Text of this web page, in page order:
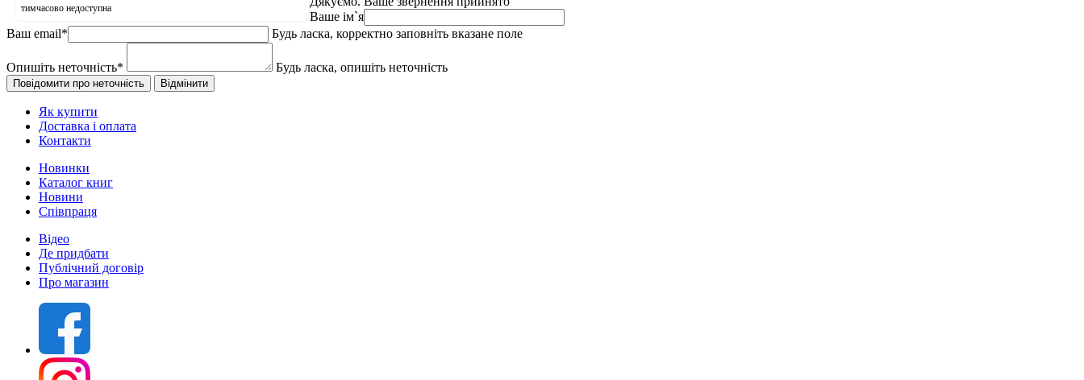
тимчасово недоступна
Ваше ім`я
Ваш email* Будь ласка, корректно заповніть вказане поле
Опишіть неточність* Будь ласка, опишіть неточність
Як купити
Доставка і оплата
Контакти
Новинки
Каталог книг
Новини
Співпраця
Відео
Де придбати
Публічний договір
Про магазин